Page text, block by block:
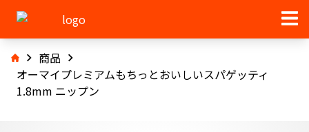
商品
オーマイプレミアムもちっとおいしいスパゲッティ
1.8mm ニップン